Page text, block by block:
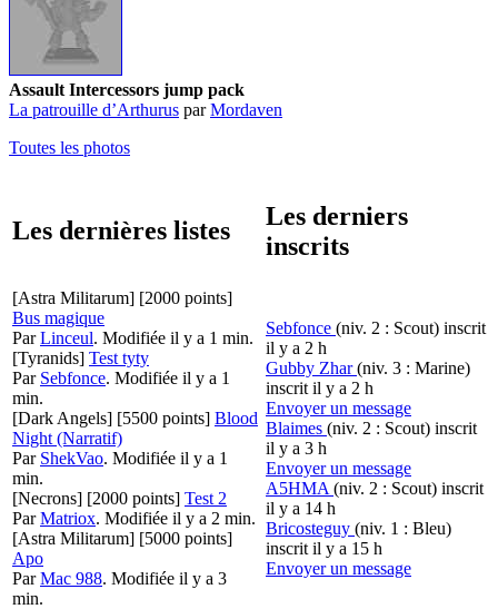
Assault Intercessors jump pack
La patrouille d’Arthurus parMordaven
Toutes les photos
Les dernières listes
Les derniers
inscrits
[Astra Militarum] [2000 points]
Bus magique
ParLinceul. Modifiée il y a 1 min.
[Tyranids] Test tyty
Par Sebfonce. Modifiée il y a 1
min.
[Dark Angels] [5500 points] Blood
Night (Narratif)
Par ShekVao. Modifiée il y a 1
min.
[Necrons] [2000 points] Test 2
ParMatriox. Modifiée il y a 2 min.
[Astra Militarum] [5000 points]
Apo
ParMac 988. Modifiée il y a 3
min.
Sebfonce (niv. 2 : Scout) inscrit
il y a 2 h
Gubby Zhar(niv. 3 : Marine)
inscrit il y a 2 h
Envoyer un message
Blaimes (niv. 2 : Scout) inscrit
il y a 3 h
Envoyer un message
A5HMA (niv. 2 : Scout) inscrit
il y a 14 h
Bricosteguy (niv. 1 : Bleu)
inscrit il y a 15 h
Envoyer un message